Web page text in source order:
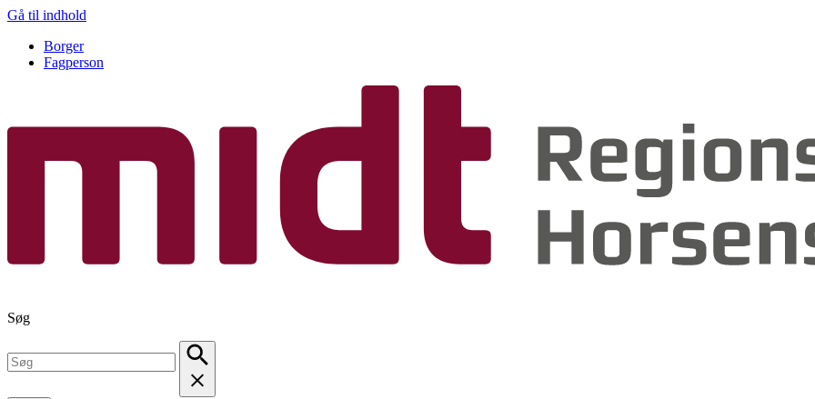
Gå til indhold
Borger
Fagperson
Søg